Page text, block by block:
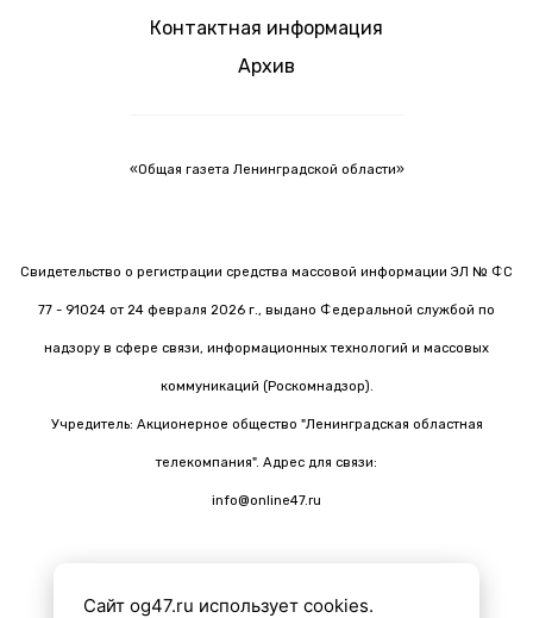
Контактная информация
Архив
«Общая газета Ленинградской области»
Свидетельство о регистрации средства массовой информации ЭЛ № ФС
77 - 91024 от 24 февраля 2026 г., выдано Федеральной службой по
надзору в сфере связи, информационных технологий и массовых
коммуникаций (Роскомнадзор).
Учредитель: Акционерное общество "Ленинградская областная
телекомпания". Адрес для связи:
info@online47.ru
Все материалы на сайте подготовлены с помощью ИИ
Сайт og47.ru использует cookies.